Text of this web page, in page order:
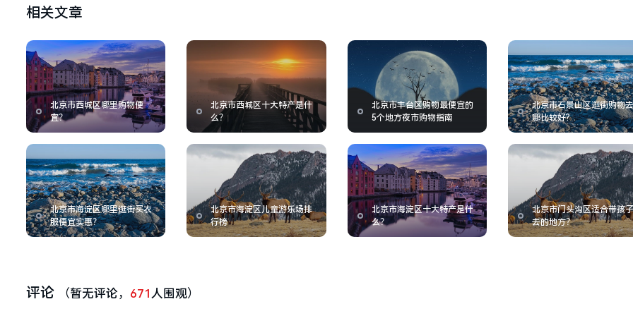
相关文章
北京市西城区哪里购物便
宜？
北京市西城区十大特产是什
么？
北京市丰台区购物最便宜的
5个地方夜市购物指南
北京市石景山区逛街购物去
哪比较好?
北京市海淀区哪里逛街买衣
服便宜实惠？
北京市海淀区儿童游乐场排
行榜
北京市海淀区十大特产是什
么？
北京市门头沟区适合带孩子
去的地方？
评论 （暂无评论， 671 人围观）